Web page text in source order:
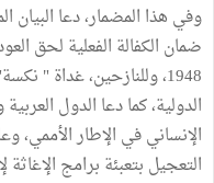
وفي هذا المضمار، دعا
ضمان الكفالة الفعلية لحق
الدولية، كما دعا الدول
الإنساني في الإطار الأممي،
التعجيل بتعبئة برامج